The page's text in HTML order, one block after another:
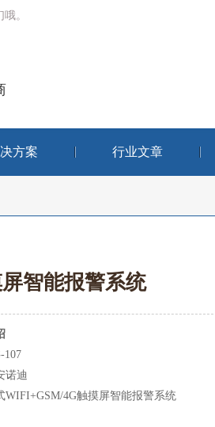
哦。
方案 行业文章
智能报警系统
107
诺迪
WIFI+GSM/4G触摸屏智能报警系统